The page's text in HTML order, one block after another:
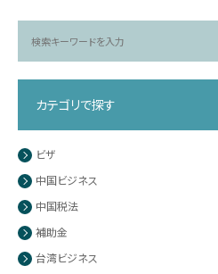
カテゴリで探す
ビザ
中国ビジネス
中国税法
補助金
台湾ビジネス